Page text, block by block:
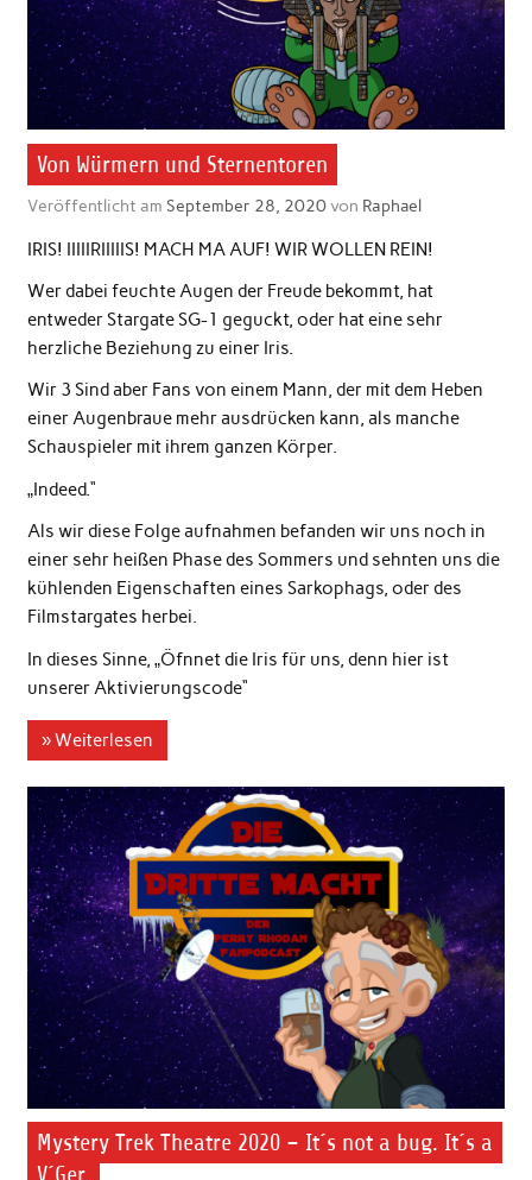
Von Würmern und Sternentoren
Veröffentlicht am September 28, 2020von Raphael
IRIS! IIIIIRIIIIIS! MACH MA AUF! WIR WOLLEN REIN!
Wer dabei feuchte Augen der Freude bekommt, hat
entweder Stargate SG-1 geguckt, oder hat eine sehr
herzliche Beziehung zu einer Iris.
Wir 3 Sind aber Fans von einem Mann, der mit dem Heben
einer Augenbraue mehr ausdrücken kann, als manche
Schauspieler mit ihrem ganzen Körper.
„Indeed.“
Als wir diese Folge aufnahmen befanden wir uns noch in
einer sehr heißen Phase des Sommers und sehnten uns die
kühlenden Eigenschaften eines Sarkophags, oder des
Filmstargates herbei.
In dieses Sinne, „Öfnnet die Iris für uns, denn hier ist
unserer Aktivierungscode“
» Weiterlesen
Mystery Trek Theatre 2020 – It´s not a bug. It´s a